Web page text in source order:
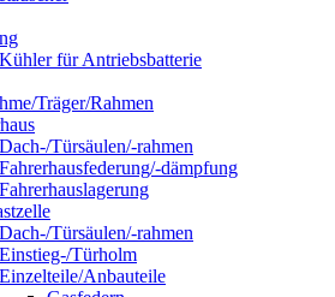
Kühler für Antriebsbatterie
Träger/Rahmen
Dach-/Türsäulen/-rahmen
Fahrerhausfederung/-dämpfung
Fahrerhauslagerung
Dach-/Türsäulen/-rahmen
Einstieg-/Türholm
Einzelteile/Anbauteile